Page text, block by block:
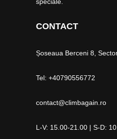
CONTACT
Șoseaua Berceni 8,
Tel: +40790556772
contact@climbagain.ro
L-V: 15.00-21.00 | S-D: